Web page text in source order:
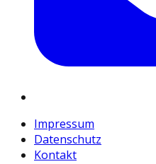
Impressum
Datenschutz
Kontakt